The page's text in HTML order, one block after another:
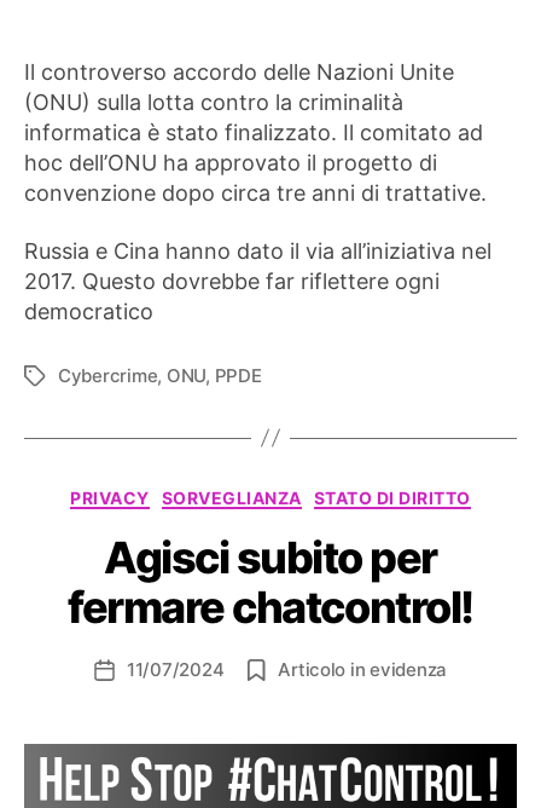
Il controverso accordo delle Nazioni Unite
(ONU) sulla lotta contro la criminalità
informatica è stato finalizzato. Il comitato ad
hoc dell’ONU ha approvato il progetto di
convenzione dopo circa tre anni di trattative.
Russia e Cina hanno dato il via all’iniziativa nel
2017. Questo dovrebbe far riflettere ogni
democratico
Tag Cybercrime, ONU, PPDE
Categorie
PRIVACY SORVEGLIANZA STATO DI DIRITTO
Agisci subito per
fermare chatcontrol!
Data11/07/2024 Articolo in evidenza